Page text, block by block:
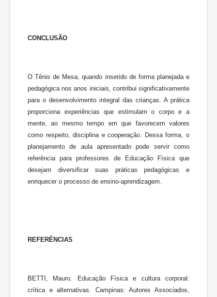
CONCLUSÃO
O Tênis de Mesa, quando inserido de forma planejada e
pedagógica nos anos iniciais, contribui significativamente
para o desenvolvimento integral das crianças. A prática
proporciona experiências que estimulam o corpo e a
mente, ao mesmo tempo em que favorecem valores
como respeito, disciplina e cooperação. Dessa forma, o
planejamento de aula apresentado pode servir como
referência para professores de Educação Física que
desejam diversificar suas práticas pedagógicas e
enriquecer o processo de ensino-aprendizagem.
REFERÊNCIAS
BETTI, Mauro. Educação Física e cultura corporal:
crítica e alternativas. Campinas: Autores Associados,